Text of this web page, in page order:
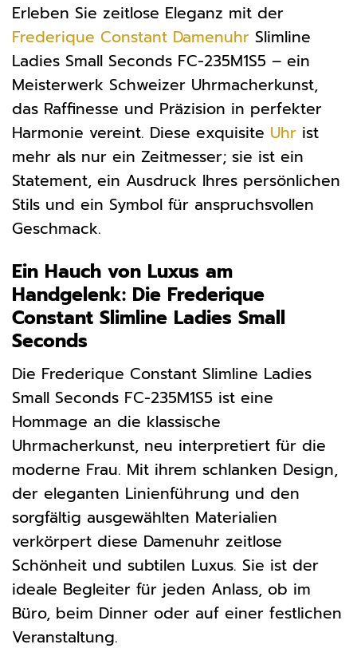
Erleben Sie zeitlose Eleganz mit der
Frederique Constant Damenuhr Slimline
Ladies Small Seconds FC-235M1S5 – ein
Meisterwerk Schweizer Uhrmacherkunst,
das Raffinesse und Präzision in perfekter
Harmonie vereint. Diese exquisite Uhr ist
mehr als nur ein Zeitmesser; sie ist ein
Statement, ein Ausdruck Ihres persönlichen
Stils und ein Symbol für anspruchsvollen
Geschmack.
Ein Hauch von Luxus am
Handgelenk: Die Frederique
Constant Slimline Ladies Small
Seconds
Die Frederique Constant Slimline Ladies
Small Seconds FC-235M1S5 ist eine
Hommage an die klassische
Uhrmacherkunst, neu interpretiert für die
moderne Frau. Mit ihrem schlanken Design,
der eleganten Linienführung und den
sorgfältig ausgewählten Materialien
verkörpert diese Damenuhr zeitlose
Schönheit und subtilen Luxus. Sie ist der
ideale Begleiter für jeden Anlass, ob im
Büro, beim Dinner oder auf einer festlichen
Veranstaltung.